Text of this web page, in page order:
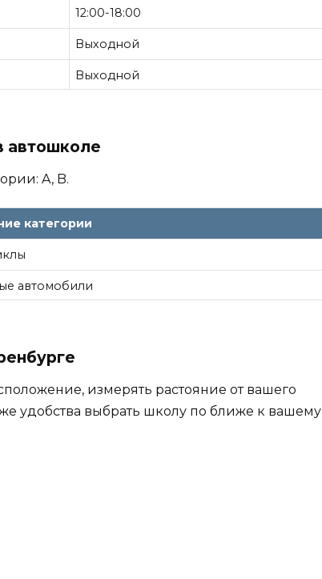
12:00-18:00
Выходной
Выходной
автошколе
A, B.
категории
автомобили
измерять растояние от вашего
удобства выбрать школу по ближе к вашему